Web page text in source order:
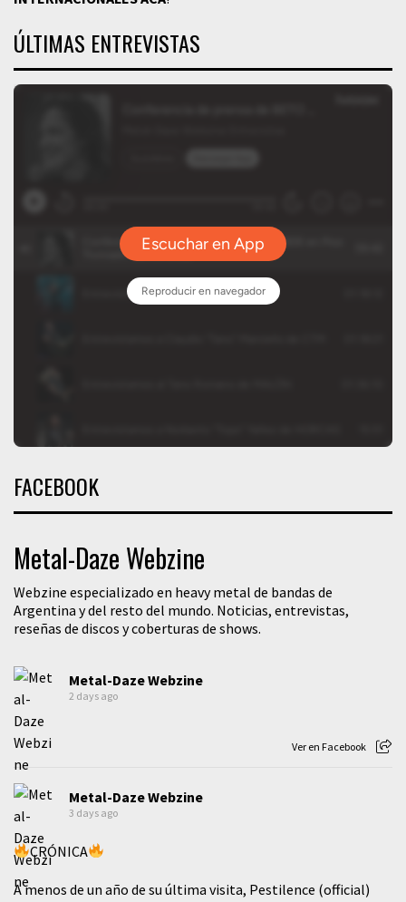
ÚLTIMAS ENTREVISTAS
FACEBOOK
Metal-Daze Webzine
Webzine especializado en heavy metal de bandas de
Argentina y del resto del mundo. Noticias, entrevistas,
reseñas de discos y coberturas de shows.
Metal-Daze Webzine
2 days ago
Ver en Facebook
Metal-Daze Webzine
3 days ago
CRÓNICA
A menos de un año de su última visita, Pestilence (official)